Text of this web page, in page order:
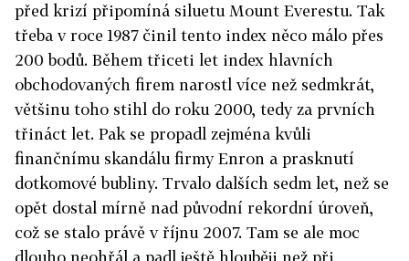
před krizí připomíná siluetu Mount Everestu. Tak
třeba v roce 1987 činil tento index něco málo přes
200 bodů. Během třiceti let index hlavních
obchodovaných firem narostl více než sedmkrát,
většinu toho stihl do roku 2000, tedy za prvních
třináct let. Pak se propadl zejména kvůli
finančnímu skandálu firmy Enron a prasknutí
dotkomové bubliny. Trvalo dalších sedm let, než se
opět dostal mírně nad původní rekordní úroveň,
což se stalo právě v říjnu 2007. Tam se ale moc
dlouho ne­ohřál a padl ještě hlouběji než při